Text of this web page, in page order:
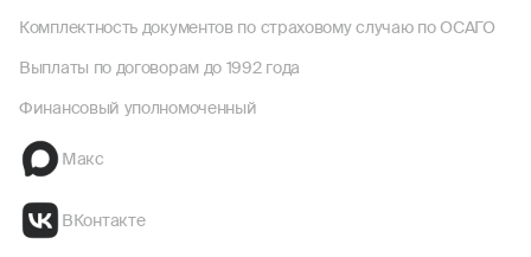
Комплектность документов по страховому случаю по ОСАГО
Выплаты по договорам до 1992 года
Финансовый уполномоченный
Макс
ВКонтакте